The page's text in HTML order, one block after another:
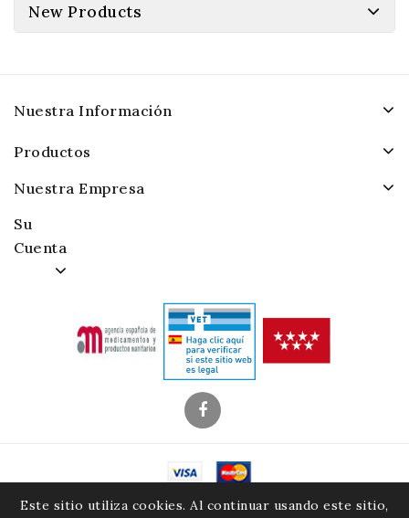
New Products
Nuestra Información
Productos
Nuestra Empresa
Su
Cuenta
Este sitio utiliza cookies. Al continuar usando este sitio,
© 2026 - Alamacenes Piensos Raposo. S.A.